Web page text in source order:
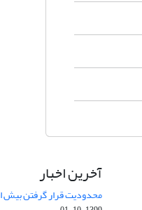
آخرین اخبار
محدودیت قرار گرفتن بیش